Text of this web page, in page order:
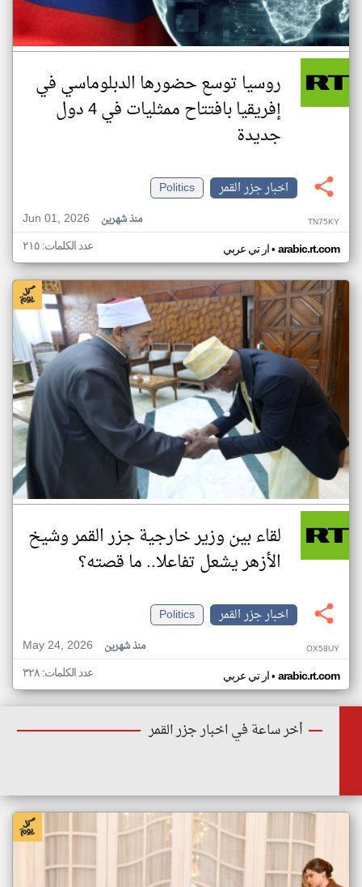
روسيا توسع حضورها الدبلوماسي في
إفريقيا بافتتاح ممثليات في 4 دول
جديدة
اخبار جزر القمر
Politics
Jun 01, 2026
منذ شهرين TN75KY
ار تي عربي• arabic.rt.com عدد الكلمات: ٢١٥
لقاء بين وزير خارجية جزر القمر وشيخ
الأزهر يشعل تفاعلا.. ما قصته؟
اخبار جزر القمر
Politics
May 24, 2026
منذ شهرين OX58UY
ار تي عربي• arabic.rt.com عدد الكلمات: ٣٢٨
أخر ساعة في اخبار جزر القمر